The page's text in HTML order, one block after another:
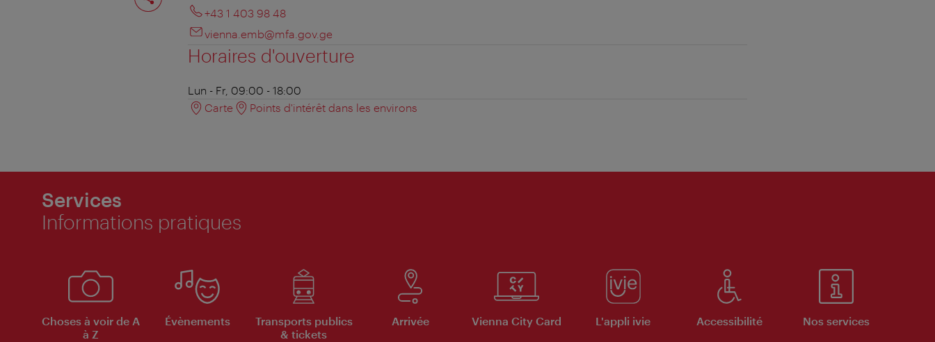
page
+43 1 403 98 48
vienna.emb@mfa.gov.ge
Horaires d'ouverture
Lun - Fr, 09:00 - 18:00
Carte
Points d'intérêt dans les environs
Services
Informations pratiques
Choses à voir de A
à Z
Évènements
Transports publics
& tickets
Arrivée Vienna City Card L'appli ivie Accessibilité Nos services